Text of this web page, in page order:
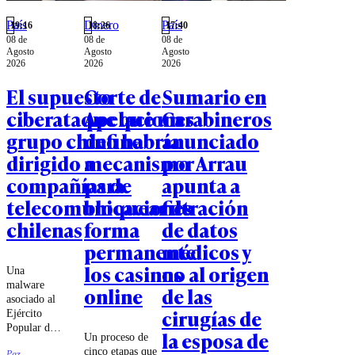
País
19:16
08 de
Agosto
2026
El supuesto
ciberataque que un
grupo chino habría
dirigido a
compañías de
telecomunicaciones
chilenas
Una
malware
asociado al
Ejército
Popular de
Dinero
18:26
08 de
Agosto
2026
Corte de
Apelaciones
define
mecanismo
para
bloquear de
forma
permanente
los casinos
online
Un proceso de
cinco etapas que
País
17:40
08 de
Agosto
2026
Sumario en
Carabineros
anunciado
por Arrau
apunta a
filtración
de datos
médicos y
no al origen
de las
cirugías de
la esposa de